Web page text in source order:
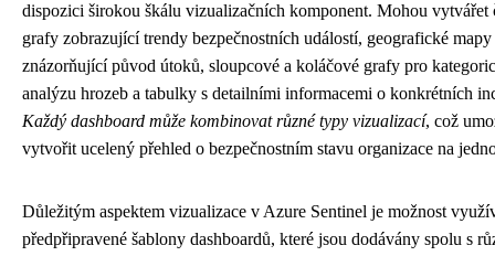
dispozici širokou škálu vizualizačních komponent. Mohou vytvářet
grafy zobrazující trendy bezpečnostních událostí, geografické mapy
znázorňující původ útoků, sloupcové a koláčové grafy pro
analýzu hrozeb a tabulky s detailními informacemi o konkrétních
Každý dashboard může kombinovat různé typy vizualizací, což
vytvořit ucelený přehled o bezpečnostním stavu organizace na
Důležitým aspektem vizualizace v Azure Sentinel je možnost
předpřipravené šablony dashboardů, které jsou dodávány spolu s